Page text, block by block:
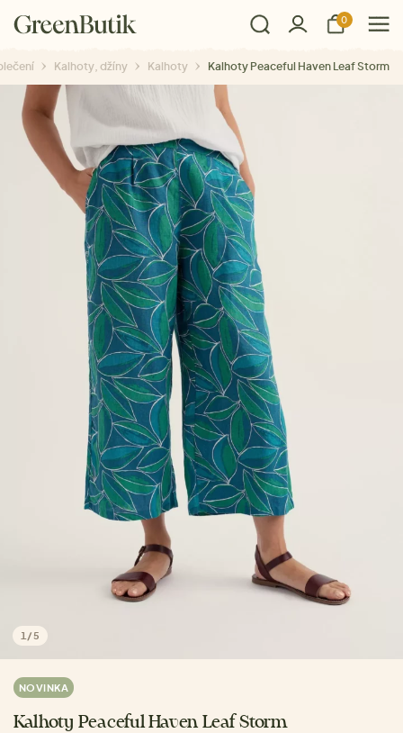
0
Kalhoty, džíny Kalhoty Kalhoty Peaceful Haven Leaf Storm
1 /5
NOVINKA
Kalhoty Peaceful Haven Leaf Storm